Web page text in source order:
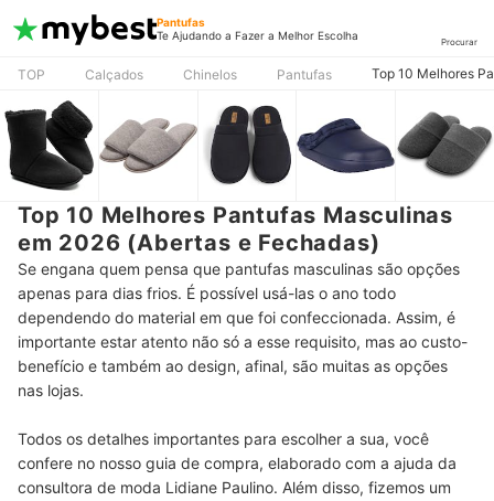
Pantufas
Te Ajudando a Fazer a Melhor Escolha
Procurar
TOP Calçados Chinelos Pantufas Top 10 Melhores
Top 10 Melhores Pantufas Masculinas
em 2026 (Abertas e Fechadas)
Se engana quem pensa que pantufas masculinas são opções
apenas para dias frios. É possível usá-las o ano todo
dependendo do material em que foi confeccionada. Assim, é
importante estar atento não só a esse requisito, mas ao custo-
benefício e também ao design, afinal, são muitas as opções
nas lojas.
Todos os detalhes importantes para escolher a sua, você
confere no nosso guia de compra, elaborado com a ajuda da
consultora de moda Lidiane Paulino. Além disso, fizemos um